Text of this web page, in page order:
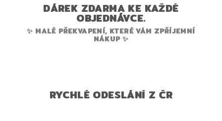
DÁREK ZDARMA KE KAŽDÉ
OBJEDNÁVCE.
✨ MALÉ PŘEKVAPENÍ, KTERÉ VÁM ZPŘÍJEMNÍ
NÁKUP ✨
RYCHLÉ ODESLÁNÍ Z ČR